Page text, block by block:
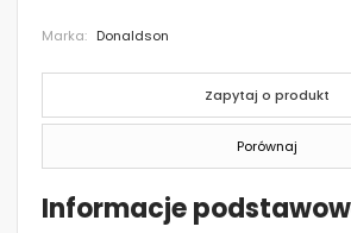
of
images
Marka Donaldson
Informacje
Zapytaj o produkt
Porównaj